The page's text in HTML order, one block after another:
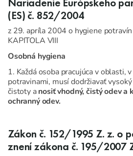
Nariadenie Európskeho
(ES) č. 852/2004
z 29. apríla 2004 o hygiene potravín
KAPITOLA VIII
Osobná hygiena
1. Každá osoba pracujúca v oblasti,
potravinami, musí dodržiavať
čistoty anosiť vhodný, čistý odev a
ochranný odev.
Zákon č. 152/1995 Z. z. o
znení zákona č. 195/2007